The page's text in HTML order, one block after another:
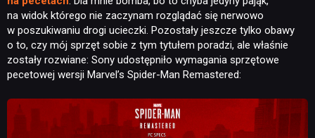
na widok którego nie zaczynam rozglądać się nerwowo
w poszukiwaniu drogi ucieczki. Pozostały jeszcze tylko obawy
o to, czy mój sprzęt sobie z tym tytułem poradzi, ale właśnie
zostały rozwiane: Sony udostępniło wymagania sprzętowe
pecetowej wersji Marvel’s Spider-Man Remastered: